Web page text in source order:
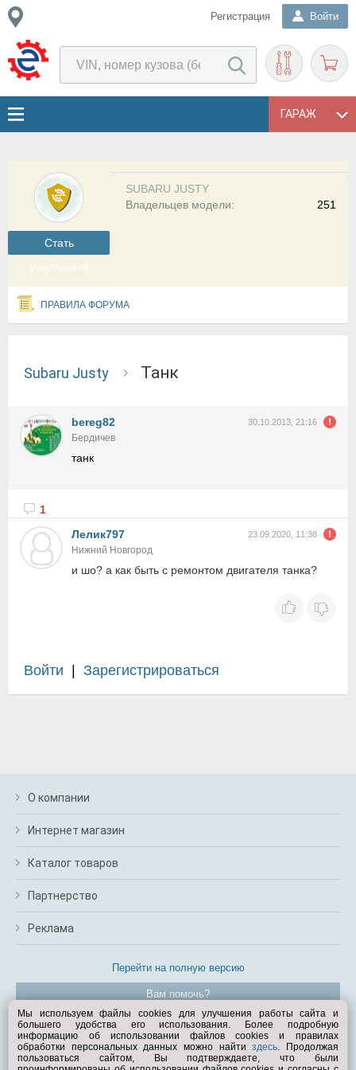
Регистрация Войти
ГАРАЖ
Cтать
участником
SUBARU JUSTY
251
Владельцев модели:
ПРАВИЛА ФОРУМА
Subaru Justy танк
bereg82 30.10.2013, 21:16
Бердичев
танк
1
Лелик797
23.09.2020, 11:38
Нижний Новгород
и шо? а как быть с ремонтом двигателя танка?
Войти Зарегистрироваться
О компании
Интернет магазин
Каталог товаров
Партнерство
Реклама
Перейти на полную версию
Вам помочь?
© Exist.ru 1998—2026
Мы используем файлы cookies для улучшения работы сайта и
большего удобства его использования. Более подробную
информацию об использовании файлов cookies и правилах
обработки персональных данных можно найтиздесь. Продолжая
пользоваться сайтом, Вы подтверждаете, что были